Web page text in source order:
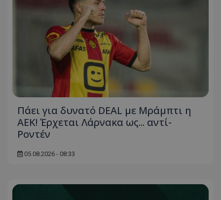
Πάει για δυνατό DEAL με Μράμπτι η
ΑΕΚ! Έρχεται Λάρνακα ως... αντί-
Ροντέν
05.08.2026 - 08:33